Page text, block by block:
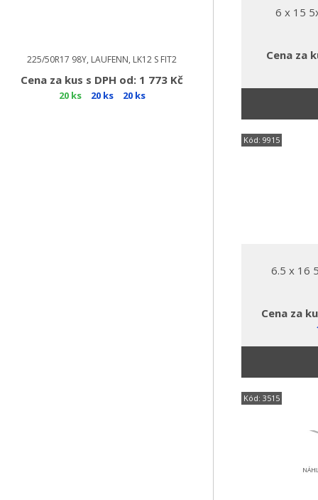
225/50R17 98Y, LAUFENN, LK12 S FIT2
Cena za kus s DPH od: 1 773 Kč
20 ks 20 ks 20 ks
6 x 15
Cena za
Kód: 9915
6.5 x 16
Cena za
Kód: 3515